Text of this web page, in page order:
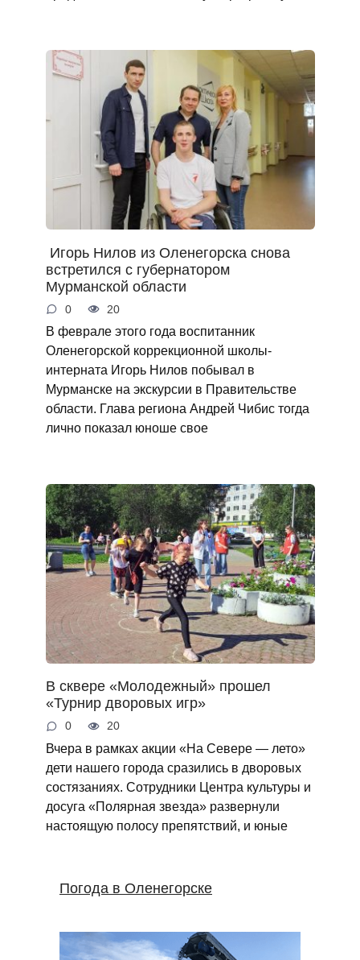
Игорь Нилов из Оленегорска снова
встретился с губернатором
Мурманской области
0 20
В феврале этого года воспитанник
Оленегорской коррекционной школы-
интерната Игорь Нилов побывал в
Мурманске на экскурсии в Правительстве
области. Глава региона Андрей Чибис тогда
лично показал юноше свое
В сквере «Молодежный» прошел
«Турнир дворовых игр»
0 20
Вчера в рамках акции «На Севере — лето»
дети нашего города сразились в дворовых
состязаниях. Сотрудники Центра культуры и
досуга «Полярная звезда» развернули
настоящую полосу препятствий, и юные
Погода в Оленегорске